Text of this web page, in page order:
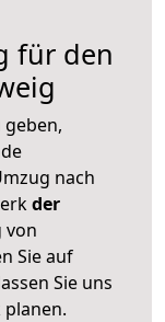
für den
nach
der
von
Sie auf
Sie uns